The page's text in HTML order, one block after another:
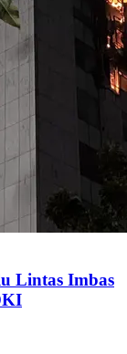
Lintas Imbas